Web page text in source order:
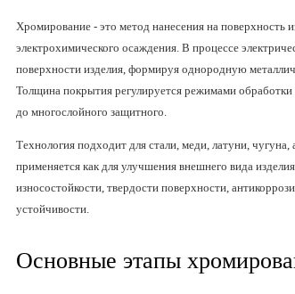
Хромирование - это метод нанесения на поверхность
электрохимического осаждения. В процессе
поверхности изделия, формируя однородную
Толщина покрытия регулируется режимами обработки
до многослойного защитного.
Технология подходит для стали, меди, латуни,
применяется как для улучшения внешнего вида
износостойкости, твердости поверхности,
устойчивости.
Основные этапы